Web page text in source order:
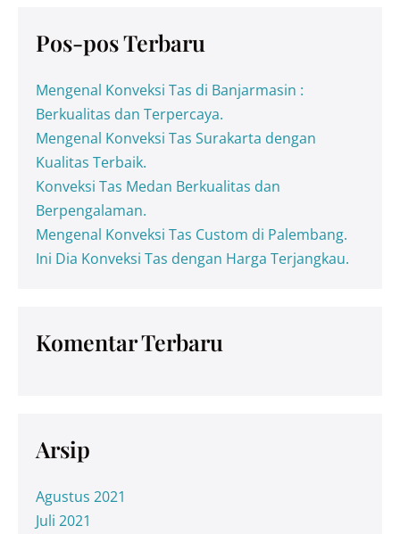
Pos-pos Terbaru
Mengenal Konveksi Tas di Banjarmasin :
Berkualitas dan Terpercaya.
Mengenal Konveksi Tas Surakarta dengan
Kualitas Terbaik.
Konveksi Tas Medan Berkualitas dan
Berpengalaman.
Mengenal Konveksi Tas Custom di Palembang.
Ini Dia Konveksi Tas dengan Harga Terjangkau.
Komentar Terbaru
Arsip
Agustus 2021
Juli 2021